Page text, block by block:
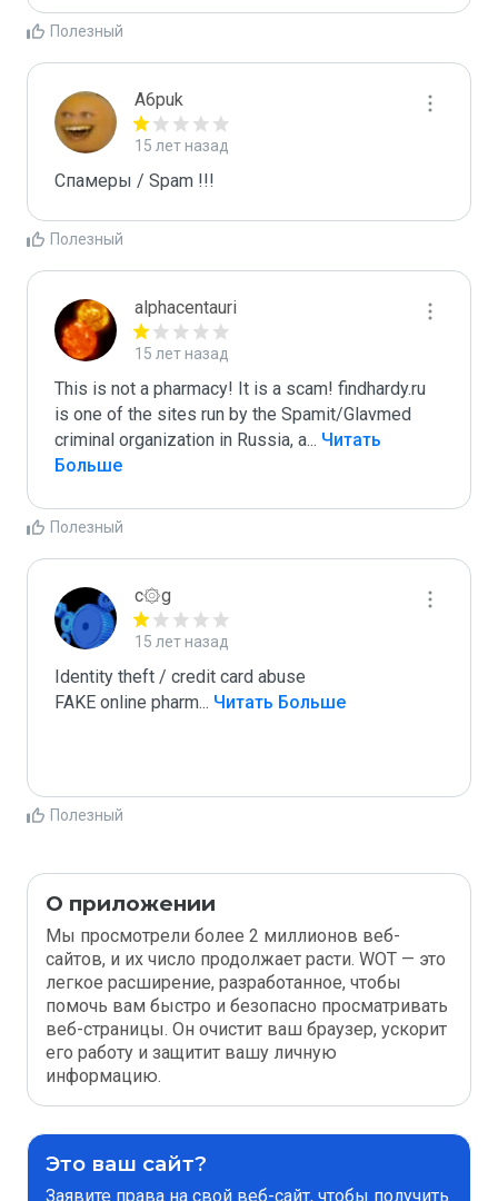
Полезный
A6puk
15 лет назад
Спамеры / Spam !!!
Полезный
alphacentauri
15 лет назад
This is not a pharmacy! It is a scam! findhardy.ru
is one of the sites run by the Spamit/Glavmed
criminal organization in Russia, a... Читать
Больше
Полезный
c۞g
15 лет назад
Identity theft / credit card abuse
FAKE online pharm... Читать Больше
Полезный
О приложении
Мы просмотрели более 2 миллионов веб-
сайтов, и их число продолжает расти. WOT — это
легкое расширение, разработанное, чтобы
помочь вам быстро и безопасно просматривать
веб-страницы. Он очистит ваш браузер, ускорит
его работу и защитит вашу личную
информацию.
Это ваш сайт?
Заявите права на свой веб-сайт, чтобы получить